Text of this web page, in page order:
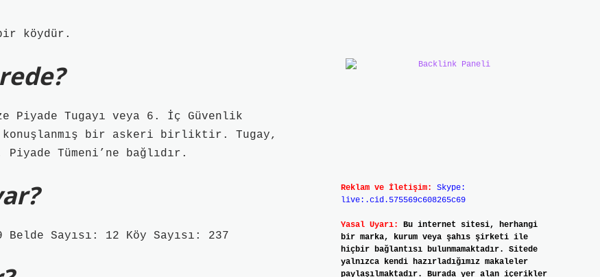
köydür.
Piyade Tugayı veya 6. İç Güvenlik
konuşlanmış bir askeri birliktir. Tugay,
Piyade Tümeni’ne bağlıdır.
Sayısı: 12 Köy Sayısı: 237
Reklam ve İletişim:
Skype:
live:.cid.575569c608265c69
Yasal Uyarı:
Bu internet sitesi, herhangi
bir marka, kurum veya şahıs şirketi ile
hiçbir bağlantısı bulunmamaktadır. Sitede
yalnızca kendi hazırladığımız makaleler
paylaşılmaktadır. Burada yer alan içerikler